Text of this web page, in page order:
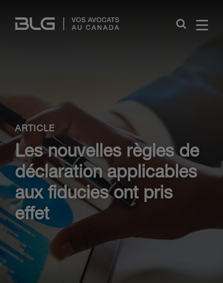
Links
Close
ARTICLE
Les nouvelles règles de
déclaration applicables
aux fiducies ont pris
effet